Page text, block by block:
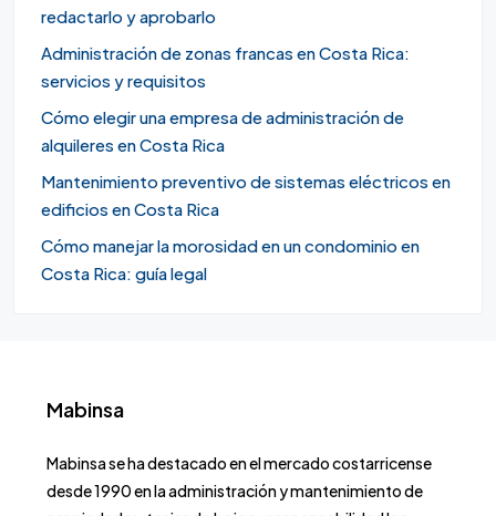
redactarlo y aprobarlo
Administración de zonas francas en Costa Rica:
servicios y requisitos
Cómo elegir una empresa de administración de
alquileres en Costa Rica
Mantenimiento preventivo de sistemas eléctricos en
edificios en Costa Rica
Cómo manejar la morosidad en un condominio en
Costa Rica: guía legal
Mabinsa
Mabinsa se ha destacado en el mercado costarricense
desde 1990 en la administración y mantenimiento de